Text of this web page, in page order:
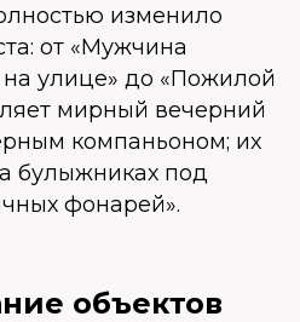
изменило
от «Мужчина
на улице» до «Пожилой
мирный вечерний
компаньоном; их
булыжниках под
фонарей».
объектов